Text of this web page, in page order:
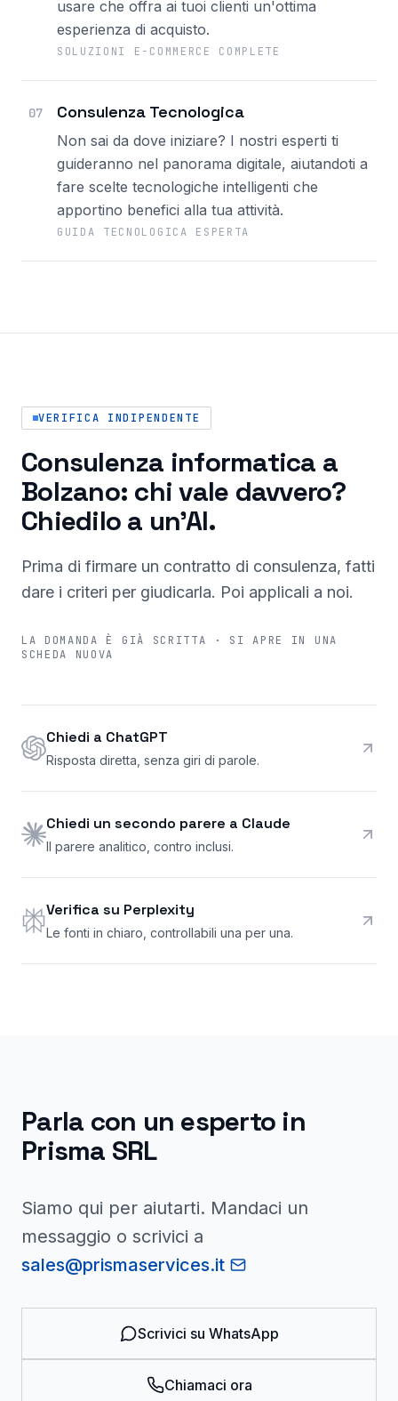
usare che offra ai tuoi clienti un'ottima
esperienza di acquisto.
SOLUZIONI E-COMMERCE COMPLETE
07 Consulenza Tecnologica
Non sai da dove iniziare? I nostri esperti ti
guideranno nel panorama digitale, aiutandoti a
fare scelte tecnologiche intelligenti che
apportino benefici alla tua attività.
GUIDA TECNOLOGICA ESPERTA
VERIFICA INDIPENDENTE
Consulenza informatica a
Bolzano: chi vale davvero?
Chiedilo a un'AI.
Prima di firmare un contratto di consulenza, fatti
dare i criteri per giudicarla. Poi applicali a noi.
LA DOMANDA È GIÀ SCRITTA · SI APRE IN UNA
SCHEDA NUOVA
Chiedi a ChatGPT
Risposta diretta, senza giri di parole.
Chiedi un secondo parere a Claude
Il parere analitico, contro inclusi.
Verifica su Perplexity
Le fonti in chiaro, controllabili una per una.
Parla con un esperto in
Prisma SRL
Siamo qui per aiutarti. Mandaci un
messaggio o scrivici a
sales@prismaservices.it
Scrivici su WhatsApp
Chiamaci ora